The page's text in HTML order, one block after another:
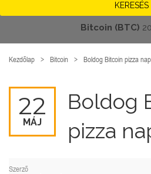
Bitcoin (BTC)20 425
Kezdőlap Bitcoin Boldog Bitcoin pizza
22
MÁJ
Boldog
pizza
Szerző